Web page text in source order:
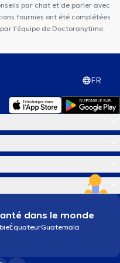
par chat et de parler avec
fournies ont été complétées
l'équipe de Doctoranytime.
FR
dans le monde
ÉquateurGuatemala